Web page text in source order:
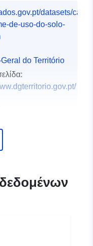
datasets/carta-
de-uso-do-solo-
do Território
στα
2026